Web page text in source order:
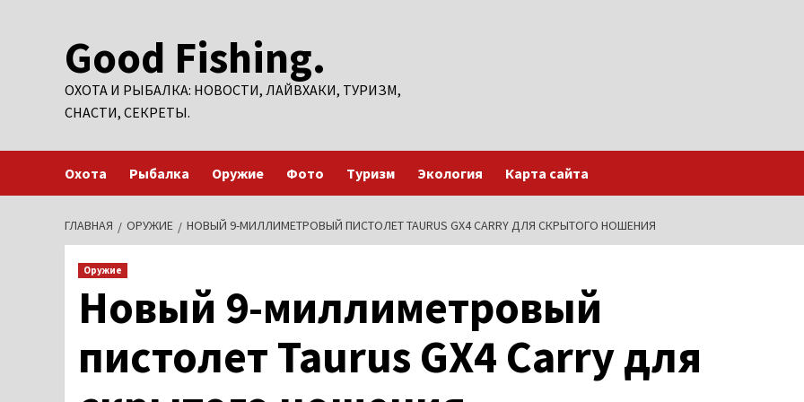
содержимомуGood Fishing.
ОХОТА И РЫБАЛКА: НОВОСТИ, ЛАЙВХАКИ, ТУРИЗМ,
СНАСТИ, СЕКРЕТЫ.
Охота Рыбалка Оружие Фото Туризм Экология Карта сайта
ГЛАВНАЯ ОРУЖИЕ НОВЫЙ 9-МИЛЛИМЕТРОВЫЙ ПИСТОЛЕТ TAURUS GX4 CARRY ДЛЯ СКРЫТОГО НОШЕНИЯ
Оружие
Новый 9-миллиметровый
пистолет Taurus GX4 Carry для